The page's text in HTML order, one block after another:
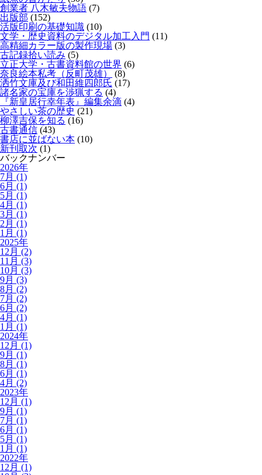
創業者 八木敏夫物語 (7)
出版部 (152)
活版印刷の基礎知識 (10)
文学・歴史資料のデジタル加工入門 (11)
高精細カラー版の製作現場 (3)
古記録拾い読み (5)
立正大学・古書資料館の世界 (6)
奈良絵本私考（反町茂雄）
(8)
洒竹文庫及び和田維四郎氏 (17)
諸名家の宝庫を渉猟する (4)
『新皇居行幸年表』編集余滴 (4)
やさしい茶の歴史 (21)
柳澤吉保を知る (16)
古書通信 (43)
書店に並ばない本 (10)
新刊取次 (1)
バックナンバー
2026年
7月 (1)
6月 (1)
5月 (1)
4月 (1)
3月 (1)
2月 (1)
1月 (1)
2025年
12月 (2)
11月 (3)
10月 (3)
9月 (3)
8月 (2)
7月 (2)
6月 (2)
4月 (1)
1月 (1)
2024年
12月 (1)
9月 (1)
8月 (1)
6月 (1)
4月 (2)
2023年
12月 (1)
9月 (1)
7月 (1)
6月 (1)
5月 (1)
1月 (1)
2022年
12月 (1)